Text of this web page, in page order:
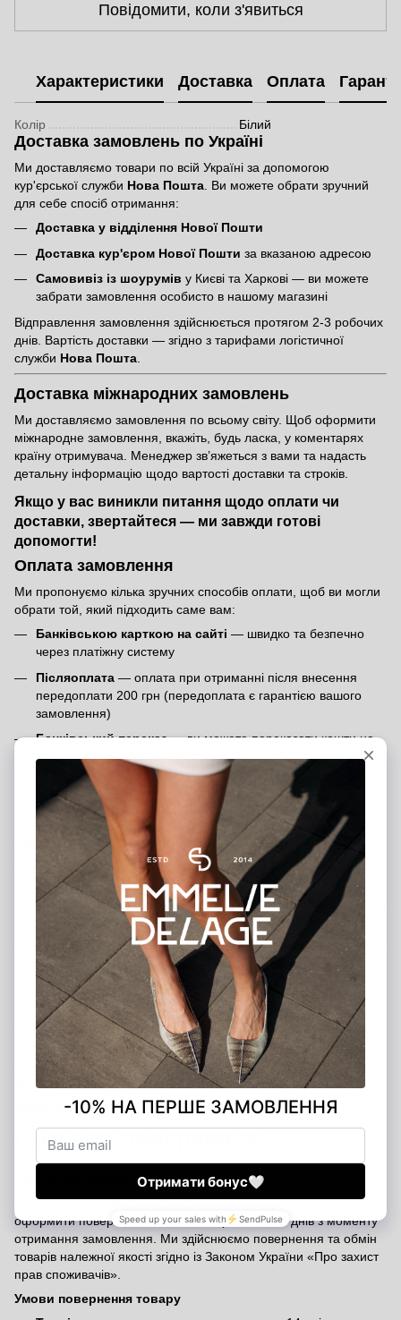
Повідомити, коли з'явиться
Характеристики Доставка Оплата
Колір Білий
Доставка замовлень по Україні
Ми доставляємо товари по всій Україні за допомогою
кур'єрської служби Нова Пошта. Ви можете обрати зручний
для себе спосіб отримання:
Доставка у відділення Нової Пошти
Доставка кур'єром Нової Пошти за вказаною адресою
Самовивіз із шоурумів у Києві та Харкові — ви можете
забрати замовлення особисто в нашому магазині
Відправлення замовлення здійснюється протягом 2-3 робочих
днів. Вартість доставки — згідно з тарифами логістичної
служби Нова Пошта
Доставка міжнародних замовлень
Ми доставляємо замовлення по всьому світу. Щоб оформити
міжнародне замовлення, вкажіть, будь ласка, у коментарях
країну отримувача. Менеджер зв’яжеться з вами та надасть
детальну інформацію щодо вартості доставки та строків.
Якщо у вас виникли питання щодо оплати чи
доставки, звертайтеся — ми завжди готові
допомогти!
Оплата замовлення
Ми пропонуємо кілька зручних способів оплати, щоб ви могли
обрати той, який підходить саме вам:
Банківською карткою на сайті — швидко та безпечно
через платіжну систему
Післяоплата — оплата при отриманні після внесення
передоплати 200 грн (передоплата є гарантією вашого
замовлення)
Банківський переказ— ви можете переказати кошти на
наш розрахунковий рахунок
Оплата в шоурумах
— розрахуватися можна готівкою,
банківською карткою або через термінал у наших
магазинах у Києві та Харкові
Гарантія від виробника — 12 місяців
На всі вироби Emmelie Delage поширюється офіційна гарантія
від виробника строком на 12 місяців з дати покупки. Ми
впевнені у якості наших товарів і прагнемо, щоб кожна покупка
дарувала вам задоволення та комфорт.
Гарантія покриває виробничі дефекти матеріалів і фурнітури, а
також недоліки, що виникли з вини виробника. У разі
виявлення таких дефектів ми безкоштовно усунемо недоліки
або здійснимо обмін товару.
Щоб скористатися гарантійним обслуговуванням,
необхідно надати документ, що підтверджує
покупку.
Якщо у вас виникли питання щодо гарантії —
звертайтеся до нас, ми завжди готові допомогти!
Обмін та повернення
Умови повернення та обміну
Після покупки товару на сайтіemmeliedelage.comви можете
оформити повернення або обмін протягом 14 днів з моменту
отримання замовлення. Ми здійснюємо повернення та обмін
товарів належної якості згідно із Законом України «Про захист
прав споживачів»
Умови повернення товару